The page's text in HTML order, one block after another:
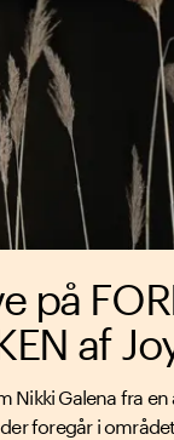
på
af
Nikki Galena fra
foregår i